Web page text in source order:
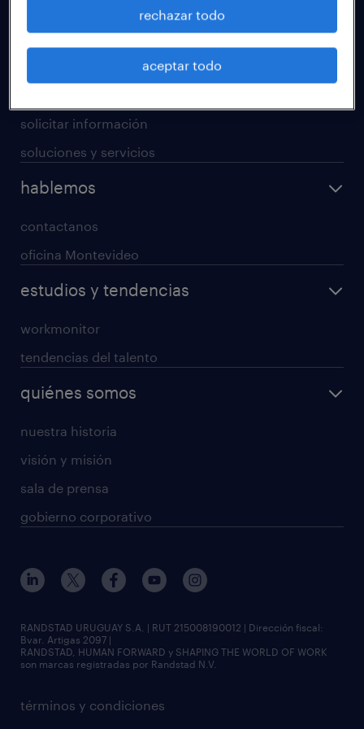
professional
solicitar información
soluciones y servicios
hablemos
contactanos
oficina Montevideo
estudios y tendencias
workmonitor
tendencias del talento
quiénes somos
nuestra historia
visión y misión
sala de prensa
gobierno corporativo
términos y condiciones
RANDSTAD URUGUAY S.A. | RUT 215008190012 | Dirección fiscal:
Bvar. Artigas 2097 |
RANDSTAD, HUMAN FORWARD y SHAPING THE WORLD OF WORK
son marcas registradas por Randstad N.V.
rechazar todo
aceptar todo